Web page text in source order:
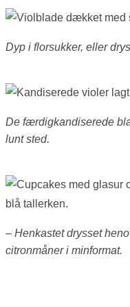
Dyp i florsukker, eller
De færdigkandiserede
lunt sted.
– Henkastet drysset
citronmåner i minformat.